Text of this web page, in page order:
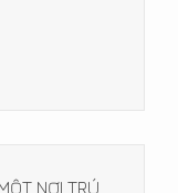
NƠI TRÚ